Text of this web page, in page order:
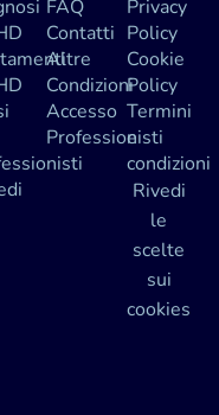
FAQ
Contatti
Altre
Condizioni
Accesso
Professionisti
Privacy
Policy
Cookie
Policy
Termini
e
condizioni
Rivedi
le
scelte
sui
cookies